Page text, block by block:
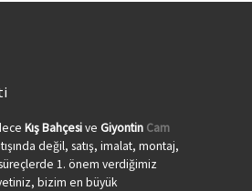
Kış Bahçesive Giyontin Cam
değil, satış, imalat, montaj,
1. önem verdiğimiz
bizim en büyük